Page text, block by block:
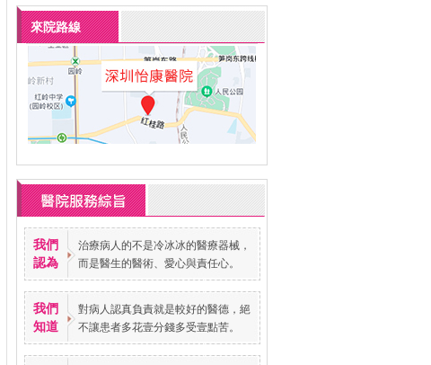
來院路線
我們
認為
治療病人的不是冷冰冰的醫療器械，
而是醫生的醫術、愛心與責任心。
我們
知道
對病人認真負責就是較好的醫德，絕
不讓患者多花壹分錢多受壹點苦。